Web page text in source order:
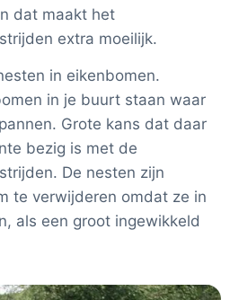
dat maakt het
extra moeilijk.
in eikenbomen.
in je buurt staan waar
Grote kans dat daar
bezig is met de
De nesten zijn
te verwijderen omdat ze in
als een groot ingewikkeld